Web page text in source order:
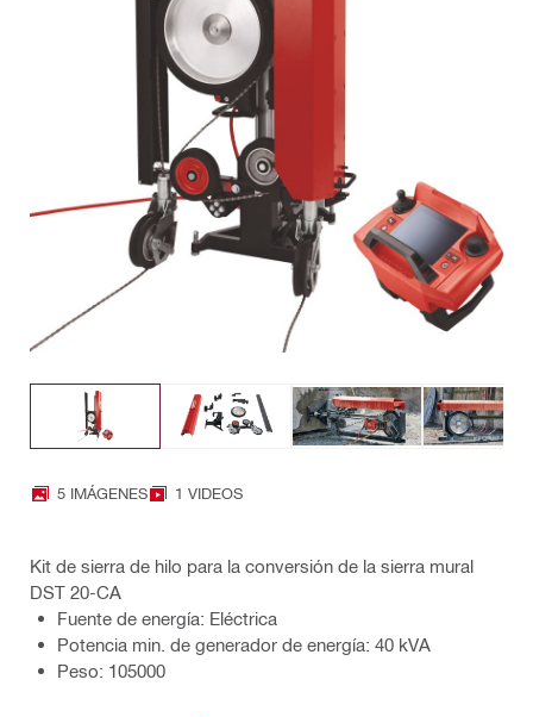
5 IMÁGENES 1 VIDEOS
Kit de sierra de hilo para la conversión de la sierra mural
DST 20-CA
Fuente de energía: Eléctrica
Potencia min. de generador de energía: 40 kVA
Peso: 105000